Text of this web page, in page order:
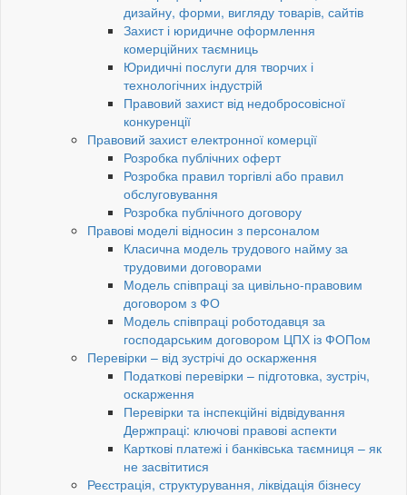
дизайну, форми, вигляду товарів, сайтів
Захист і юридичне оформлення
комерційних таємниць
Юридичні послуги для творчих і
технологічних індустрій
Правовий захист від недобросовісної
конкуренції
Правовий захист електронної комерції
Розробка публічних оферт
Розробка правил торгівлі або правил
обслуговування
Розробка публічного договору
Правові моделі відносин з персоналом
Класична модель трудового найму за
трудовими договорами
Модель співпраці за цивільно-правовим
договором з ФО
Модель співпраці роботодавця за
господарським договором ЦПХ із ФОПом
Перевірки – від зустрічі до оскарження
Податкові перевірки – підготовка, зустріч,
оскарження
Перевірки та інспекційні відвідування
Держпраці: ключові правові аспекти
Карткові платежі і банківська таємниця – як
не засвітитися
Реєстрація, структурування, ліквідація бізнесу